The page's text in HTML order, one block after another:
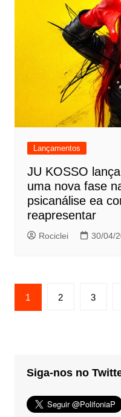
Lançamentos
JU KOSSO
uma nova fase
psicanálise ea
reapresentar
Rociclei 30/04/
Paginação
de
1 2 3
Siga-nos no